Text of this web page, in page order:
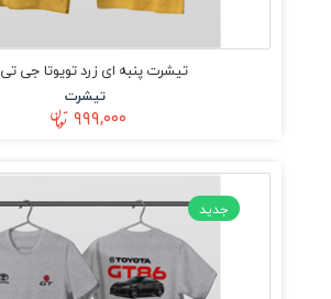
تیشرت پنبه ای زرد تویوتا جی تی 86
تیشرت
۹۹۹,۰۰۰
جدید